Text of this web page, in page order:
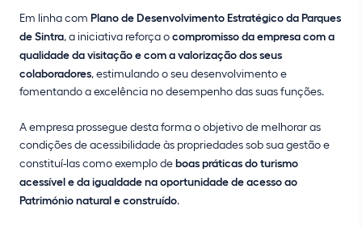
Em linha com Plano de Desenvolvimento Estratégico da Parques
de Sintra, a iniciativa reforça ocompromisso da empresa com a
qualidade da visitação e com a valorização dos seus
colaboradores, estimulando o seu desenvolvimento e
fomentando a excelência no desempenho das suas funções.
A empresa prossegue desta forma o objetivo de melhorar as
condições de acessibilidade às propriedades sob sua gestão e
constituí-las como exemplo deboas práticas do turismo
acessívele da igualdade na oportunidade de acesso ao
Património natural e construído.